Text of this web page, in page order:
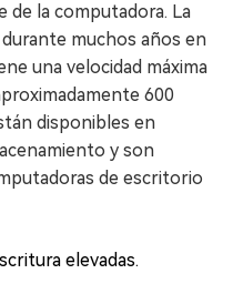
de la computadora. La
muchos años en
una velocidad máxima
600
disponibles en
y son
de escritorio
elevadas.